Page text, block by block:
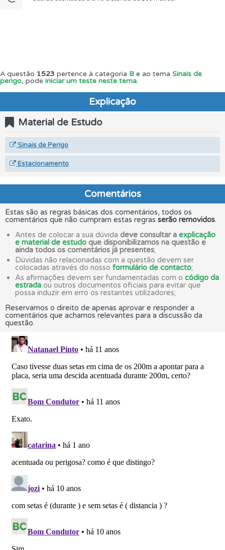
A questão 1523 pertence à categoria B e ao tema Sinais de
perigo, pode iniciar um teste neste tema.
Explicação
Material de Estudo
Sinais de Perigo
Estacionamento
Comentários
Estas são as regras básicas dos comentários, todos os
comentários que não cumpram estas regras serão removidos.
Antes de colocar a sua dúvida deve consultar a explicação
e material de estudo que disponibilizamos na questão e
ainda todos os comentários já presentes;
Dúvidas não relacionadas com a questão devem ser
colocadas através do nosso formulário de contacto;
As afirmações devem ser fundamentadas com o código da
estrada ou outros documentos oficiais para evitar que
possa induzir em erro os restantes utilizadores;
Reservamos o direito de apenas aprovar e responder a
comentários que achamos relevantes para a discussão da
questão.